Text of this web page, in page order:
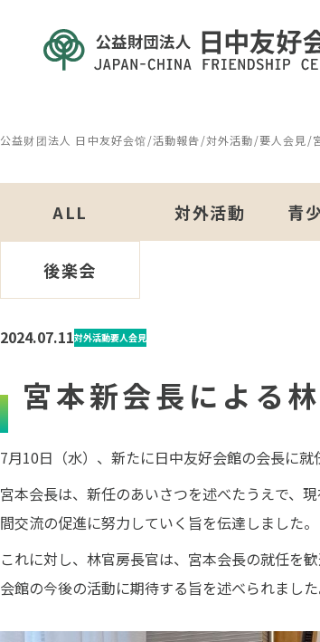
公益财团法人 日中友好会馆/活動報告/対外活動/要人会見/
ALL 対外活動 青
後楽会
2024.07.11対外活動要人会見
宮本新会長による
7月10日（水）、新たに日中友好会館の会長に
宮本会長は、新任のあいさつを述べたうえで、
間交流の促進に努力していく旨を伝達しました。
これに対し、林官房長官は、宮本会長の就任を
会館の今後の活動に期待する旨を述べられました